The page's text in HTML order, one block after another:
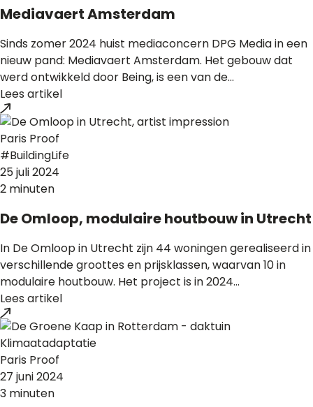
Mediavaert Amsterdam
Sinds zomer 2024 huist mediaconcern DPG Media in een
nieuw pand: Mediavaert Amsterdam. Het gebouw dat
werd ontwikkeld door Being, is een van de...
Lees artikel
Paris Proof
#BuildingLife
25 juli 2024
2 minuten
De Omloop, modulaire houtbouw in Utrecht
In De Omloop in Utrecht zijn 44 woningen gerealiseerd in
verschillende groottes en prijsklassen, waarvan 10 in
modulaire houtbouw. Het project is in 2024...
Lees artikel
Klimaatadaptatie
Paris Proof
27 juni 2024
3 minuten